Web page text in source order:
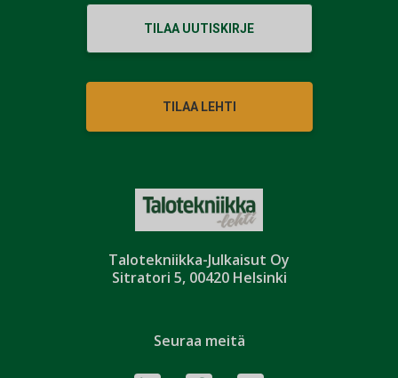
Talotekniikka-Julkaisut Oy
Sitratori 5, 00420 Helsinki
TILAA UUTISKIRJE
TILAA LEHTI
Seuraa meitä